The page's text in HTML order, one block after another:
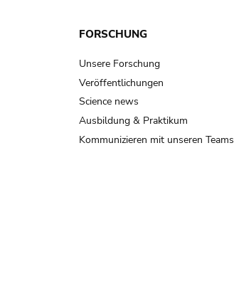
FORSCHUNG
Unsere Forschung
Veröffentlichungen
Science news
Ausbildung & Praktikum
Kommunizieren mit unseren Teams